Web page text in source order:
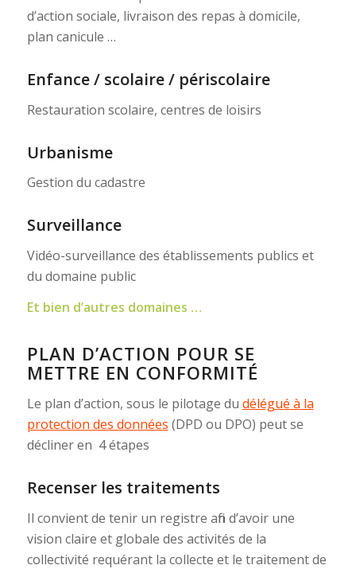
d’action sociale, livraison des repas à domicile,
plan canicule …
Enfance / scolaire / périscolaire
Restauration scolaire, centres de loisirs
Urbanisme
Gestion du cadastre
Surveillance
Vidéo-surveillance des établissements publics et
du domaine public
Et bien d’autres domaines …
PLAN D’ACTION POUR SE
METTRE EN CONFORMITÉ
Le plan d’action, sous le pilotage du délégué à la
protection des données (DPD ou DPO) peut se
décliner en 4 étapes
Recenser les traitements
Il convient de tenir un registre afin d’avoir une
vision claire et globale des activités de la
collectivité requérant la collecte et le traitement de